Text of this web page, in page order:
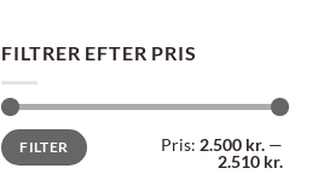
FILTRER EFTER PRIS
Mindste
pris
Højeste
prisFILTER Pris: 2.500 kr.—
2.510 kr.